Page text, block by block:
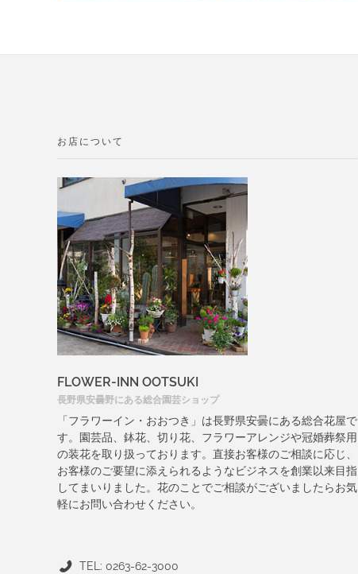
お店について
FLOWER-INN OOTSUKI
長野県安曇野にある総合園芸ショップ
「フラワーイン・おおつき」は長野県安曇にある総合花屋で
す。園芸品、鉢花、切り花、フラワーアレンジや冠婚葬祭用
の装花を取り扱っております。直接お客様のご相談に応じ、
お客様のご要望に添えられるようなビジネスを創業以来目指
してまいりました。花のことでご相談がございましたらお気
軽にお問い合わせください。
TEL: 0263-62-3000